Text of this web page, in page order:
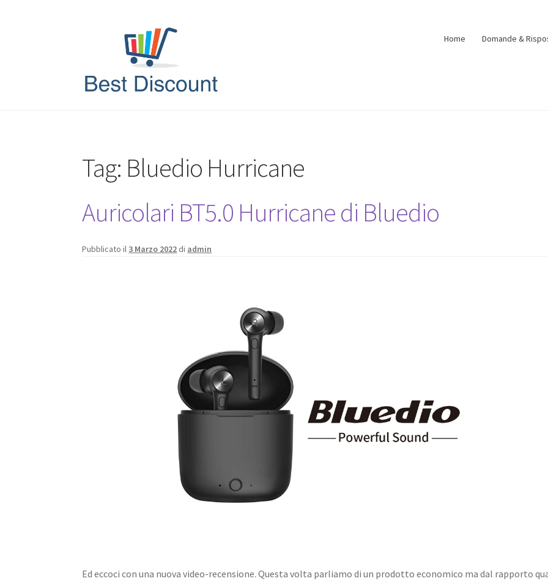
navigazione
Home Domande &
Tag: Bluedio Hurricane
Auricolari BT5.0 Hurricane di Bluedio
Pubblicato il 3 Marzo 2022 di admin
Ed eccoci con una nuova video-recensione. Questa volta parliamo di un prodotto economico ma dal rapporto